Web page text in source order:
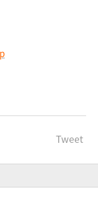
Tweet